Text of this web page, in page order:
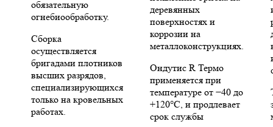
обязательную
огнебиообработку.
Сборка
осуществляется
бригадами плотников
высших разрядов,
специализирующихся
только на кровельных
работах.
деревянных
поверхностях и
коррозии на
металлоконструкциях.
Ондутис R Термо
применяется при
температуре от −40 до
+120°C, и продлевает
срок службы